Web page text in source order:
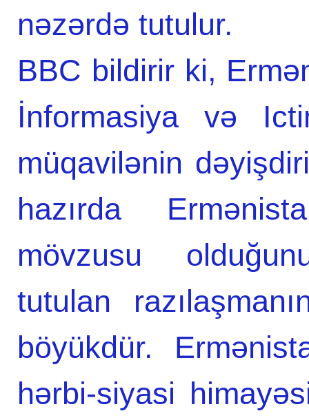
nəzərdə tutulur.
BBC bildirir ki,
İnfоrmasiya və
müqavilənin
hazırda
mövzusu
tutulan
böyükdür.
hərbi-siyasi